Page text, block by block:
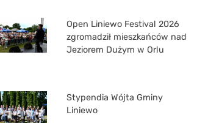
Open Liniewo Festival 2026
zgromadził mieszkańców nad
Jeziorem Dużym w Orlu
Stypendia Wójta Gminy
Liniewo